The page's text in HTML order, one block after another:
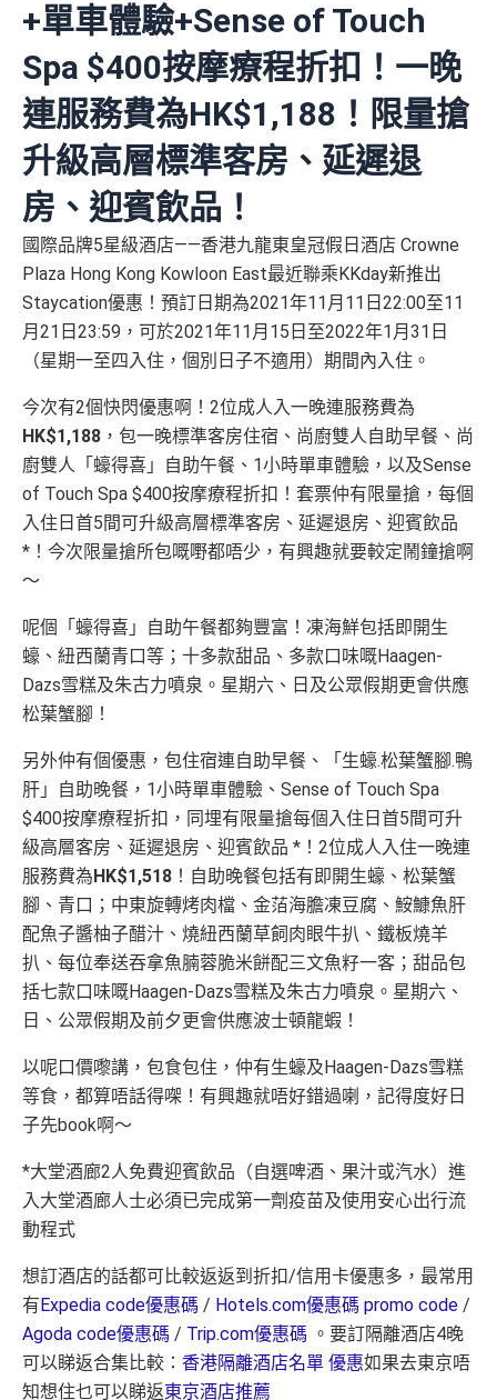
+單車體驗+Sense of Touch
Spa $400按摩療程折扣！一晚
連服務費為HK$1,188！限量搶
升級高層標準客房、延遲退
房、迎賓飲品！
國際品牌5星級酒店——香港九龍東皇冠假日酒店 Crowne
Plaza Hong Kong Kowloon East最近聯乘KKday新推出
Staycation優惠！預訂日期為2021年11月11日22:00至11
月21日23:59，可於2021年11月15日至2022年1月31日
（星期一至四入住，個別日子不適用）期間內入住。
今次有2個快閃優惠啊！2位成人入一晚連服務費為
HK$1,188 ，包一晚標準客房住宿、尚廚雙人自助早餐、尚
廚雙人「蠔得喜」自助午餐、1小時單車體驗，以及Sense
of Touch Spa $400按摩療程折扣！套票仲有限量搶，每個
入住日首5間可升級高層標準客房、延遲退房、迎賓飲品
*！今次限量搶所包嘅嘢都唔少，有興趣就要較定鬧鐘搶啊
～
呢個「蠔得喜」自助午餐都夠豐富！凍海鮮包括即開生
蠔、紐西蘭青口等；十多款甜品、多款口味嘅Haagen-
Dazs雪糕及朱古力噴泉。星期六、日及公眾假期更會供應
松葉蟹腳！
另外仲有個優惠，包住宿連自助早餐、「生蠔.松葉蟹腳.鴨
肝」自助晚餐，1小時單車體驗、Sense of Touch Spa
$400按摩療程折扣，同埋有限量搶每個入住日首5間可升
級高層客房、延遲退房、迎賓飲品 *！2位成人入住一晚連
服務費為 HK$1,518 ！自助晚餐包括有即開生蠔、松葉蟹
腳、青口；中東旋轉烤肉檔、金萡海膽凍豆腐、鮟鱇魚肝
配魚子醬柚子醋汁、燒紐西蘭草飼肉眼牛扒、鐵板燒羊
扒、每位奉送吞拿魚腩蓉脆米餅配三文魚籽一客；甜品包
括七款口味嘅Haagen-Dazs雪糕及朱古力噴泉。星期六、
日、公眾假期及前夕更會供應波士頓龍蝦！
以呢口價嚟講，包食包住，仲有生蠔及Haagen-Dazs雪糕
等食，都算唔話得㗎！有興趣就唔好錯過喇，記得度好日
子先book啊～
*大堂酒廊2人免費迎賓飲品（自選啤酒、果汁或汽水）進
入大堂酒廊人士必須已完成第一劑疫苗及使用安心出行流
動程式
想訂酒店的話都可比較返返到折扣/信用卡優惠多，最常用
有 Expedia code優惠碼 / Hotels.com優惠碼 promo code /
Agoda code優惠碼 / Trip.com優惠碼 。要訂隔離酒店4晚
可以睇返合集比較： 香港隔離酒店名單 優惠如果去東京唔
知想住乜可以睇返東京酒店推薦